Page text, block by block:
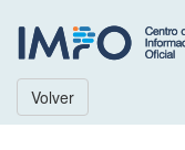
Volver